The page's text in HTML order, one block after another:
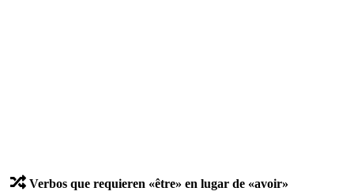
Verbos que requieren «être» en lugar de «avoir»